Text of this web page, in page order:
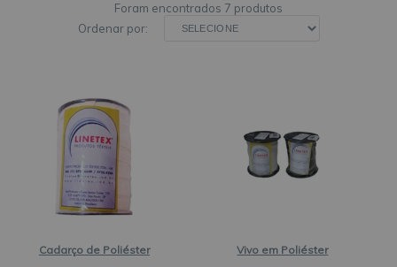
7 produtos
Ordenar por:
Cadarço de Poliéster Vivo em Poliéster